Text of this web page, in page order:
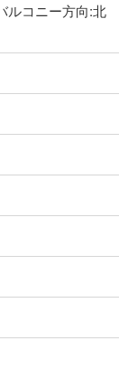
ルコニー方向:北